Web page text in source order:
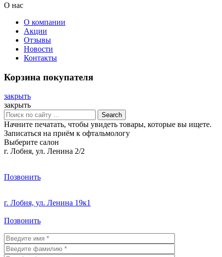
О нас
О компании
Акции
Отзывы
Новости
Контакты
Корзина покупателя
закрыть
закрыть
Search
Начните печатать, чтобы увидеть товары, которые вы ищете.
Записаться на приём к офтальмологу
Выберите салон
г. Лобня, ул. Ленина 2/2
Позвонить
г. Лобня, ул. Ленина 19к1
Позвонить